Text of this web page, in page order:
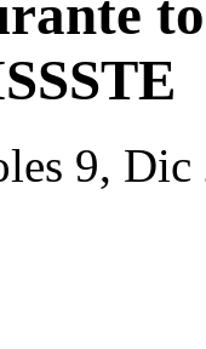
9, Dic